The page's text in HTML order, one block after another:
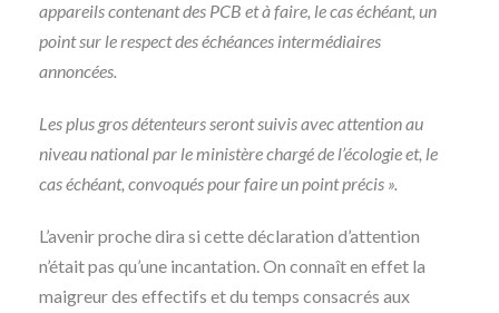
appareils contenant des PCB et à faire, le cas échéant, un
point sur le respect des échéances intermédiaires
annoncées.
Les plus gros détenteurs seront suivis avec attention au
niveau national par le ministère chargé de l’écologie et, le
cas échéant, convoqués pour faire un point précis ».
L’avenir proche dira si cette déclaration d’attention
n’était pas qu’une incantation. On connaît en effet la
maigreur des effectifs et du temps consacrés aux